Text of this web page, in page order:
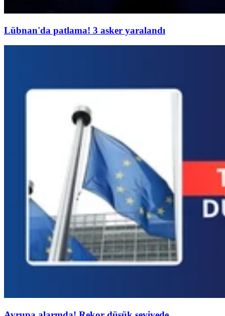
Lübnan'da patlama! 3 asker yaralandı